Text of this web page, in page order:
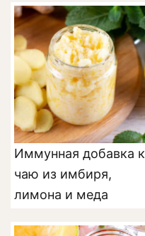
Иммунная добавка к
чаю из имбиря,
лимона и меда